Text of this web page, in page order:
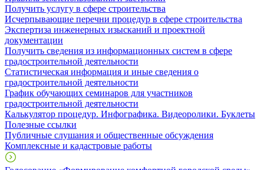
Получить услугу в сфере строительства
Исчерпывающие перечни процедур в сфере строительства
Экспертиза инженерных изысканий и проектной
документации
Получить сведения из информационных систем в сфере
градостроительной деятельности
Статистическая информация и иные сведения о
градостроительной деятельности
График обучающих семинаров для участников
градостроительной деятельности
Калькулятор процедур. Инфографика. Видеоролики. Буклеты
Полезные ссылки
Публичные слушания и общественные обсуждения
Комплексные и кадастровые работы